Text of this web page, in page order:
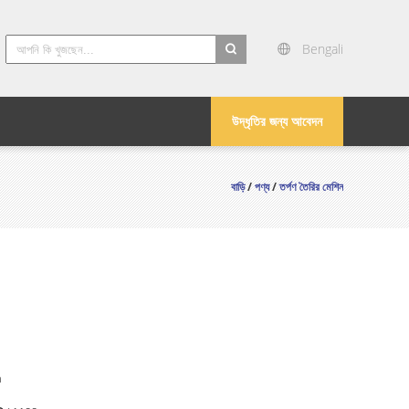
Bengali
উদ্ধৃতির জন্য আবেদন
বাড়ি/পণ্য/তর্পণ তৈরির মেশিন